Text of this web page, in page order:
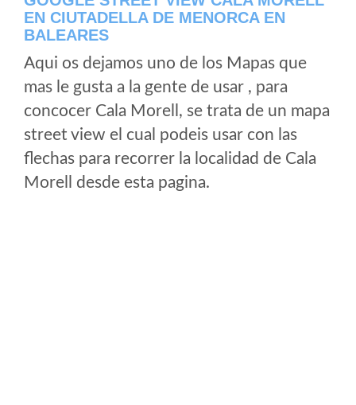
EN CIUTADELLA DE MENORCA EN
BALEARES
Aqui os dejamos uno de los Mapas que
mas le gusta a la gente de usar , para
concocer Cala Morell, se trata de un mapa
street view el cual podeis usar con las
flechas para recorrer la localidad de Cala
Morell desde esta pagina.